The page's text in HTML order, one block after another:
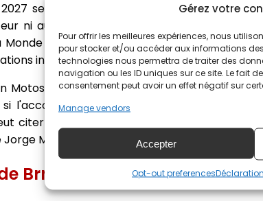
Gérez votre
Pour offrir les meilleures expériences, nous
pour stocker et/ou accéder aux informations
technologies nous permettra de traiter des
navigation ou les ID uniques sur ce site. Le fait
consentement peut avoir un effet négatif sur
Manage vendors
Accepter
Opt-out preferences
se font plus insistantes, plusieurs
ni aucune équipe n'a fait d'annonce
Monde et les équipes n'est pas encore signé
indiquent qu'il a été ratifié ce lundi.
Motosan, des annonces devraient être
l'accord entre Liberty Media et les
citer Pedro Acosta chez Ducati, Fabio
Martín chez Yamaha avec Ai Ogura.
Brno, une date importante